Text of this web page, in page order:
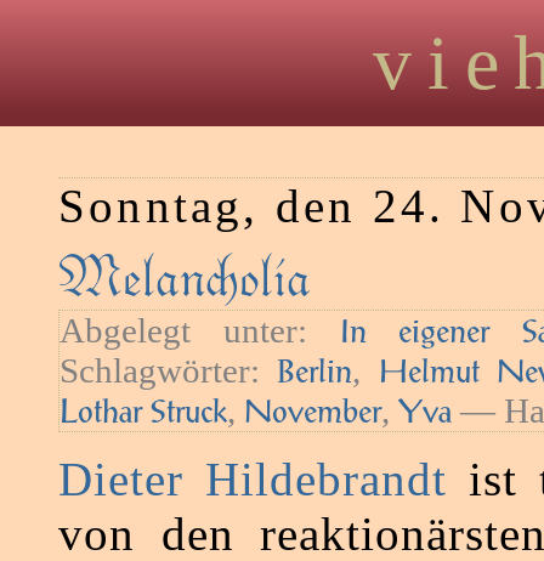
Sonntag, den 24.
Melanolia
Abgelegt unter: In eigener
Schlagwörter: Berlin, Helmut
Lothar Struck, November, Yva —
Dieter Hildebrandt ist
von den